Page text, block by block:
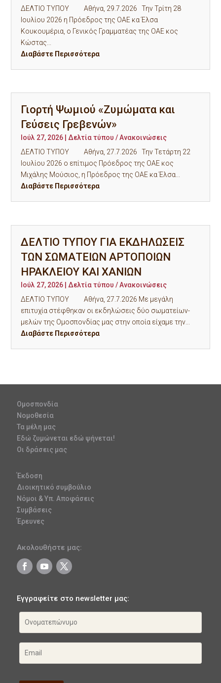
ΔΕΛΤΙΟ ΤΥΠΟΥ Αθήνα, 29.7.2026 Την Τρίτη 28
Ιουλίου 2026 η Πρόεδρος της ΟΑΕ κα Έλσα
Κουκουμέρια, ο Γενικός Γραμματέας της ΟΑΕ κος
Κώστας...
Διαβάστε Περισσότερα
Γιορτή Ψωμιού «Ζυμώματα και
Γεύσεις Γρεβενών»
Ιούλ 27, 2026 |Δελτία τύπου / Ανακοινώσεις
ΔΕΛΤΙΟ ΤΥΠΟΥ Αθήνα, 27.7.2026 Την Τετάρτη 22
Ιουλίου 2026 ο επίτιμος Πρόεδρος της ΟΑΕ κος
Μιχάλης Μούσιος, η Πρόεδρος της ΟΑΕ κα Έλσα...
Διαβάστε Περισσότερα
ΔΕΛΤΙΟ ΤΥΠΟΥ ΓΙΑ ΕΚΔΗΛΩΣΕΙΣ
ΤΩΝ ΣΩΜΑΤΕΙΩΝ ΑΡΤΟΠΟΙΩΝ
ΗΡΑΚΛΕΙΟΥ ΚΑΙ ΧΑΝΙΩΝ
Ιούλ 27, 2026
Δελτία τύπου / Ανακοινώσεις
ΔΕΛΤΙΟ ΤΥΠΟΥ Αθήνα, 27.7.2026 Με μεγάλη
επιτυχία στέφθηκαν οι εκδηλώσεις δύο σωματείων-
μελών της Ομοσπονδίας μας στην οποία είχαμε την...
Διαβάστε Περισσότερα
Ομοσπονδία
Νομοθεσία
Τα μέλη μας
Εδώ ζυμώνεται εδώ ψήνεται!
Οι δράσεις μας
Έκδοση
Διοικητικό συμβούλιο
Νόμοι & Υπ. Αποφάσεις
Συμβάσεις
Έρευνες
Ακολουθήστε μας:
Εγγραφείτε στο newsletter μας: